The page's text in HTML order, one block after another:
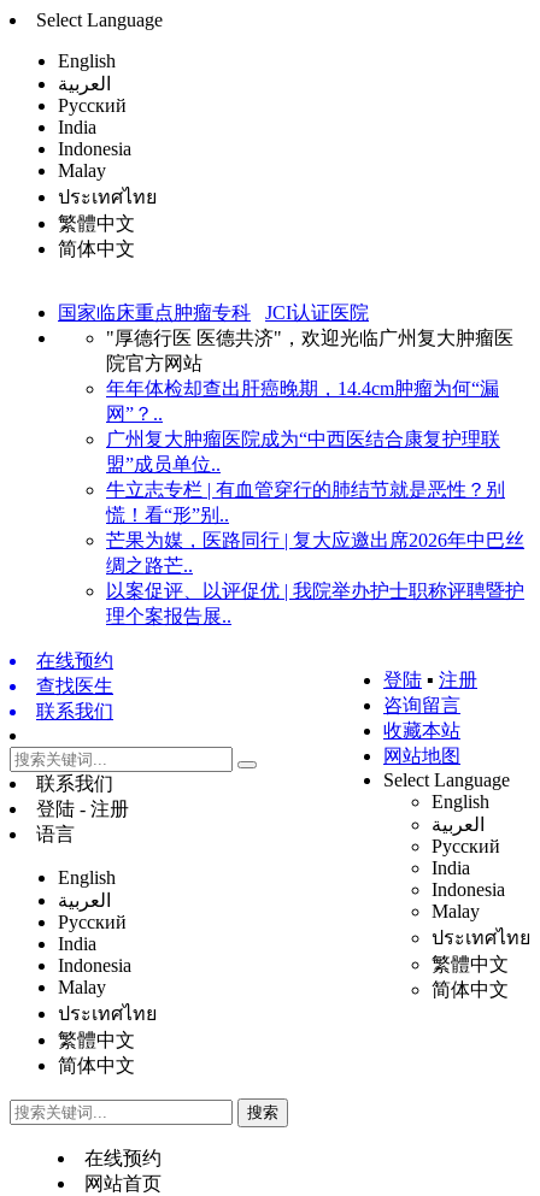
Select Language
English
العربية
Русский
India
Indonesia
Malay
ประเทศไทย
繁體中文
简体中文
国家临床重点肿瘤专科
JCI认证医院
"厚德行医 医德共济"，欢迎光临广州复大肿瘤医
院官方网站
年年体检却查出肝癌晚期，14.4cm肿瘤为何“漏
网”？..
广州复大肿瘤医院成为“中西医结合康复护理联
盟”成员单位..
牛立志专栏 | 有血管穿行的肺结节就是恶性？别
慌！看“形”别..
芒果为媒，医路同行 | 复大应邀出席2026年中巴丝
绸之路芒..
以案促评、以评促优 | 我院举办护士职称评聘暨护
理个案报告展..
登陆 ▪ 注册
咨询留言
收藏本站
网站地图
Select Language
English
العربية
Русский
India
Indonesia
Malay
ประเทศไทย
繁體中文
简体中文
在线预约
查找医生
联系我们
联系我们
登陆 - 注册
语言
English
العربية
Русский
India
Indonesia
Malay
ประเทศไทย
繁體中文
简体中文
在线预约
网站首页